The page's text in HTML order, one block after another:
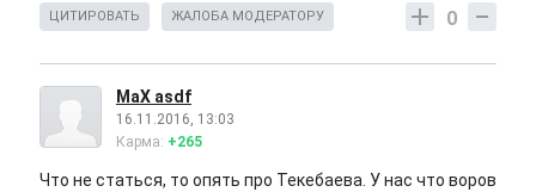
0
ЦИТИРОВАТЬ ЖАЛОБА МОДЕРАТОРУ
MaX asdf
16.11.2016, 13:03
Карма: +265
Что не статься, то опять про Текебаева. У нас что воров